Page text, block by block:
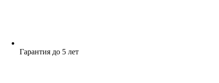
Гарантия до 5 лет